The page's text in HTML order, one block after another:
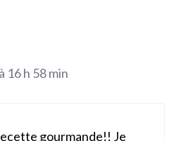
16 h 58 min
gourmande!! Je